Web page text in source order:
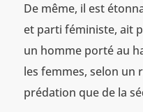
De même, il est
et parti féministe, ait
un homme porté au
les femmes, selon un
prédation que de la